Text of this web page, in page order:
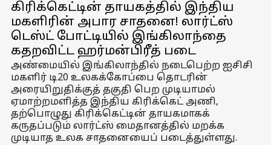
கிரிக்கெட்டின் தாயகத்தில் இந்திய
மகளிரின் அபார சாதனை! லார்ட்ஸ்
டெஸ்ட் போட்டியில் இங்கிலாந்தை
கதறவிட்ட ஹர்மன்பிரீத் படை
அண்மையில் இங்கிலாந்தில் நடைபெற்ற ஐசிசி
மகளிர் டி20 உலகக்கோப்பை தொடரின்
அரையிறுதிக்குத் தகுதி பெற முடியாமல்
ஏமாற்றமளித்த இந்திய கிரிக்கெட் அணி,
தற்பொழுது கிரிக்கெட்டின் தாயகமாகக்
கருதப்படும் லார்ட்ஸ் மைதானத்தில் மறக்க
முடியாத உலக சாதனையைப் படைத்துள்ளது.